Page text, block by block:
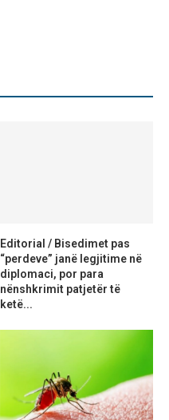
Editorial / Bisedimet pas
“perdeve” janë legjitime në
diplomaci, por para
nënshkrimit patjetër të
ketë...